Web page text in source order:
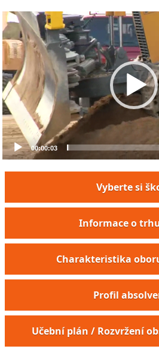
Video
Player
00:00:03
Vyberte si
Informace o
Charakteristika
Profil
Učební plán / Rozvržení
Zemědělský mechanizátor